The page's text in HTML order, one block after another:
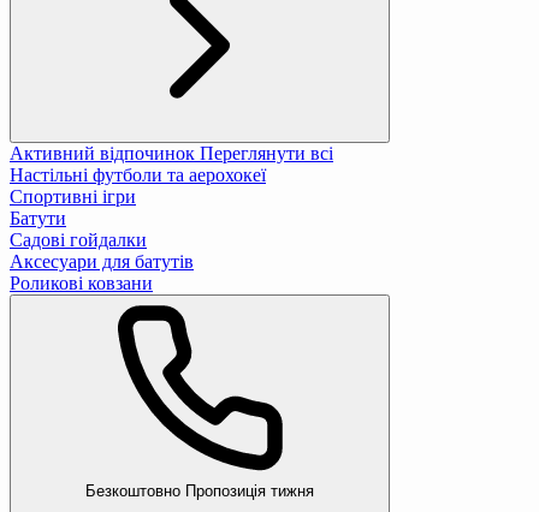
Активний відпочинок Переглянути всі
Настільні футболи та аерохокеї
Спортивні ігри
Батути
Садові гойдалки
Аксесуари для батутів
Роликові ковзани
Безкоштовно Пропозиція тижня